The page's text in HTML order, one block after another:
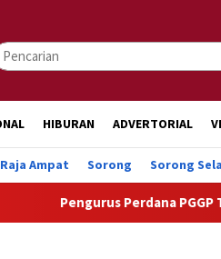
HIBURAN ADVERTORIAL
Raja Ampat Sorong Sorong
Perdana PGGP Teluk